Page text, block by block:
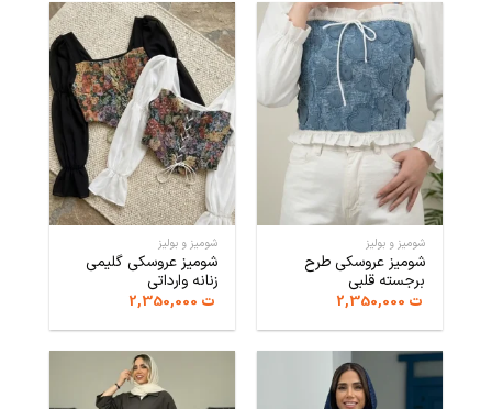
شومیز و بولیز
شومیز عروسکی طرح
برجسته قلبی
ت2,350,000
شومیز و بولیز
شومیز عروسکی گلیمی
زنانه وارداتی
ت2,350,000